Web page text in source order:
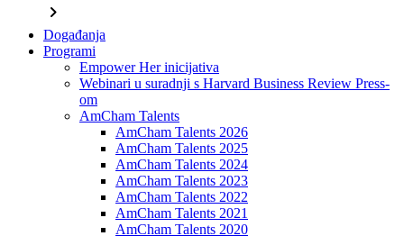
chevron_right
Događanja
Programi
Empower Her inicijativa
Webinari u suradnji s Harvard Business Review Press-
om
AmCham Talents
AmCham Talents 2026
AmCham Talents 2025
AmCham Talents 2024
AmCham Talents 2023
AmCham Talents 2022
AmCham Talents 2021
AmCham Talents 2020